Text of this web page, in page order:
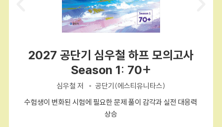
2027 공단기 심우철 하프 모의고사
Season 1: 70+
심우철 저
공단기(에스티유니타스)
수험생이 변화된 시험에 필요한 문제 풀이 감각과 실전 대응력
상승